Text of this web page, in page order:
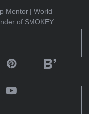
Mentor | World
of SMOKEY